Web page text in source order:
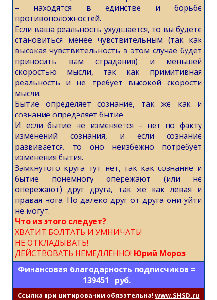
– находятся в единстве и борьбе
противоположностей.
Если ваша реальность ухудшается, то вы будете
становиться менее чувствительным (так как
высокая чувствительность в этом случае будет
приносить вам страдания) и меньшей
скоростью мысли, так как примитивная
реальность и не требует высокой скорости
мысли.
Бытие определяет сознание, так же как и
сознание определяет бытие.
И если бытие не изменяется – нет по факту
изменений сознания, и если сознание
развивается, то оно неизбежно потребует
изменения бытия.
Замкнутого круга тут нет, так как сознание и
бытие понемногу опережают (или не
опережают) друг друга, так же как левая и
правая нога. Но далеко друг от друга они уйти
не могут.
Что из этого следует?
ХВАТИТ БОЛТАТЬ И УМНИЧАТЬ!
НЕ ОТКЛАДЫВАТЬ!
ДЕЙСТВОВАТЬ НЕМЕДЛЕННО! Юрий Мороз
Финансовая благодарность подписчиков =
139451 руб.
Cсылка при цитировании обязательна! www.SHSD.ru